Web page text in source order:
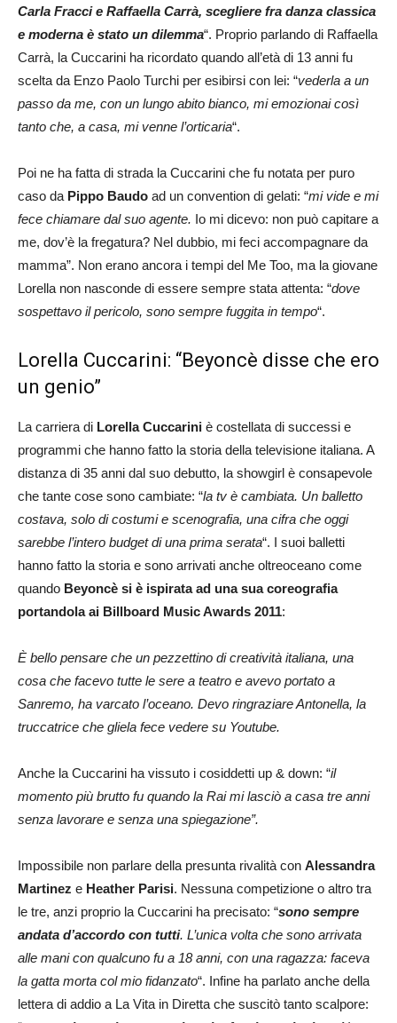
Carla Fracci e Raffaella Carrà, scegliere fra danza classica
e moderna è stato un dilemma“. Proprio parlando di Raffaella
Carrà, la Cuccarini ha ricordato quando all’età di 13 anni fu
scelta da Enzo Paolo Turchi per esibirsi con lei: “vederla a un
passo da me, con un lungo abito bianco, mi emozionai così
tanto che, a casa, mi venne l’orticaria“.
Poi ne ha fatta di strada la Cuccarini che fu notata per puro
caso da Pippo Baudo ad un convention di gelati: “mi vide e mi
fece chiamare dal suo agente. Io mi dicevo: non può capitare a
me, dov’è la fregatura? Nel dubbio, mi feci accompagnare da
mamma”. Non erano ancora i tempi del Me Too, ma la giovane
Lorella non nasconde di essere sempre stata attenta: “dove
sospettavo il pericolo, sono sempre fuggita in tempo“.
Lorella Cuccarini: “Beyoncè disse che ero
un genio”
La carriera di Lorella Cuccarini è costellata di successi e
programmi che hanno fatto la storia della televisione italiana. A
distanza di 35 anni dal suo debutto, la showgirl è consapevole
che tante cose sono cambiate: “la tv è cambiata. Un balletto
costava, solo di costumi e scenografia, una cifra che oggi
sarebbe l’intero budget di una prima serata“. I suoi balletti
hanno fatto la storia e sono arrivati anche oltreoceano come
quando Beyoncè si è ispirata ad una sua coreografia
portandola ai Billboard Music Awards 2011:
È bello pensare che un pezzettino di creatività italiana, una
cosa che facevo tutte le sere a teatro e avevo portato a
Sanremo, ha varcato l’oceano. Devo ringraziare Antonella, la
truccatrice che gliela fece vedere su Youtube.
Anche la Cuccarini ha vissuto i cosiddetti up & down: “il
momento più brutto fu quando la Rai mi lasciò a casa tre anni
senza lavorare e senza una spiegazione”.
Impossibile non parlare della presunta rivalità con Alessandra
Martinez e Heather Parisi. Nessuna competizione o altro tra
le tre, anzi proprio la Cuccarini ha precisato: “sono sempre
andata d’accordo con tutti. L’unica volta che sono arrivata
alle mani con qualcuno fu a 18 anni, con una ragazza: faceva
la gatta morta col mio fidanzato“. Infine ha parlato anche della
lettera di addio a La Vita in Diretta che suscitò tanto scalpore: